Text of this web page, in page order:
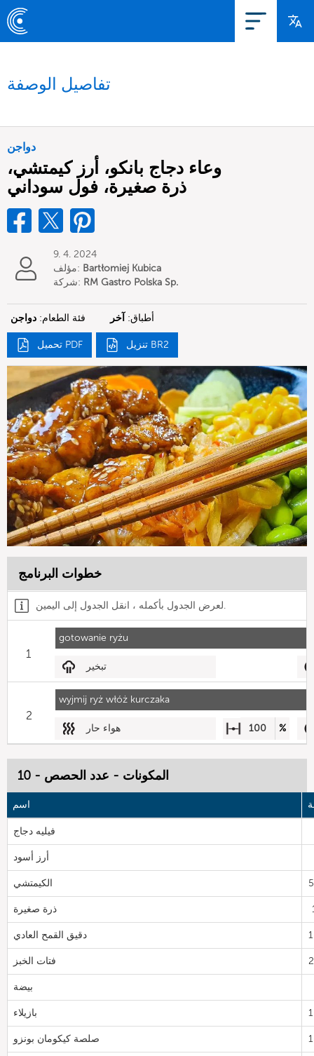
تفاصيل الوصفة
دواجن
وعاء دجاج بانكو، أرز كيمتشي،
ذرة صغيرة، فول سوداني
9. 4. 2024
مؤلف: Bartłomiej Kubica
شركة: RM Gastro Polska Sp.
فئة الطعام: دواجن أطباق: آخر
تحميل PDF تنزيل BR2
خطوات البرنامج
لعرض الجدول بأكمله ، انقل الجدول إلى اليمين.
gotowanie ryżu
1
تبخير
wyjmij ryż włóż kurczaka
2
هواء حار 100 %
المكونات - عدد الحصص - 10
اسم
فيليه دجاج
أرز أسود
الكيمتشي
ذرة صغيرة
دقيق القمح العادي
فتات الخبز
بيضة
بازيلاء
صلصة كيكومان بونزو